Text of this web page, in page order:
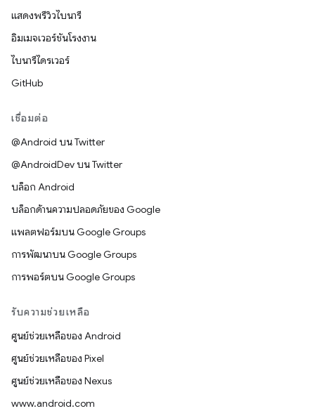
แสดงพรีวิวไบนารี
อิมเมจเวอร์ชันโรงงาน
ไบนารีไดรเวอร์
GitHub
เชื่อมต่อ
@Android บน Twitter
@AndroidDev บน Twitter
บล็อก Android
บล็อกด้านความปลอดภัยของ Google
แพลตฟอร์มบน Google Groups
การพัฒนาบน Google Groups
การพอร์ตบน Google Groups
รับความช่วยเหลือ
ศูนย์ช่วยเหลือของ Android
ศูนย์ช่วยเหลือของ Pixel
ศูนย์ช่วยเหลือของ Nexus
www.android.com